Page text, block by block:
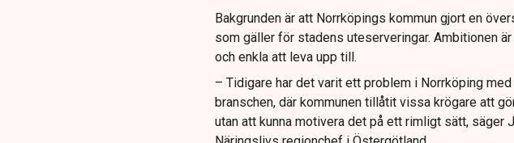
Bakgrunden är att Norrköpings kommun gjort en
som gäller för stadens uteserveringar. Ambitionen
och enkla att leva upp till.
– Tidigare har det varit ett problem i Norrköping
branschen, där kommunen tillåtit vissa krögare att
utan att kunna motivera det på ett rimligt sätt, säger